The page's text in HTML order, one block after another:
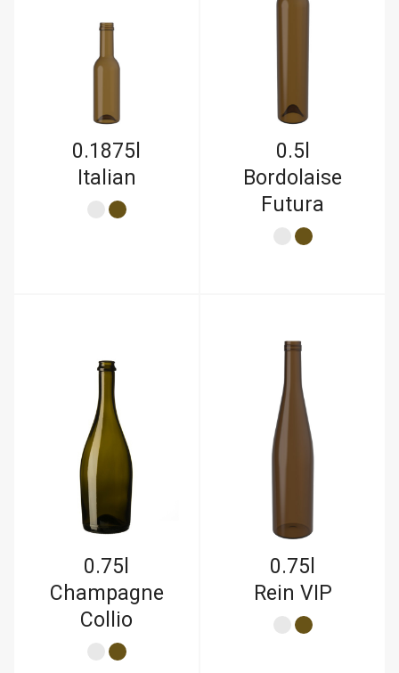
0.1875l
Italian
0.5l
Bordolaise
Futura
0.75l
Champagne
Collio
0.75l
Rein VIP